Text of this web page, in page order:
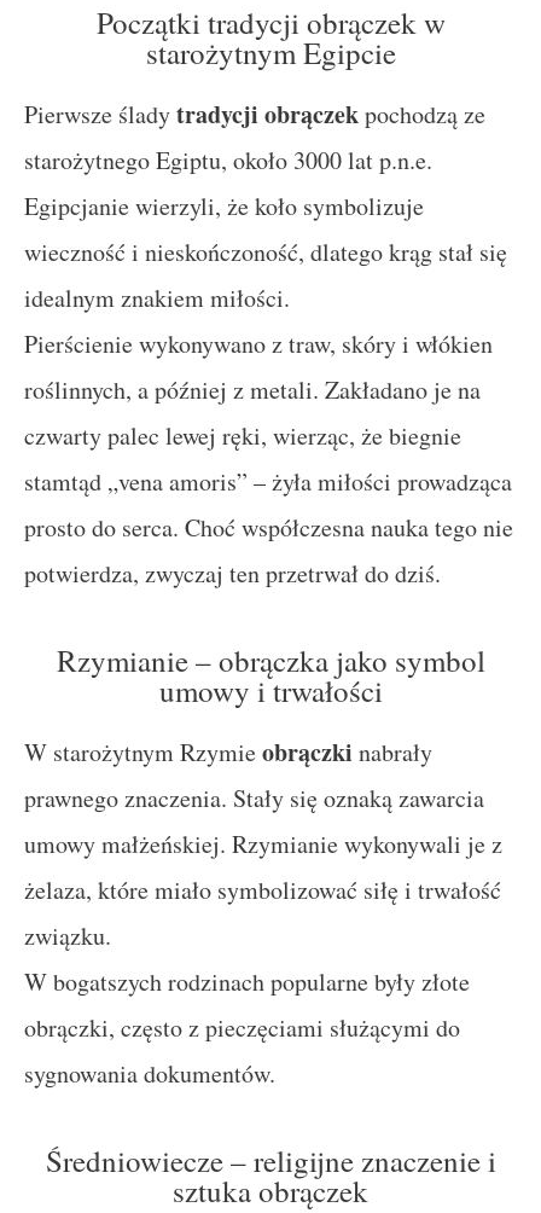
Początki tradycji obrączek w
starożytnym Egipcie
Pierwsze śladytradycji obrączekpochodzą ze
starożytnego Egiptu, około 3000 lat p.n.e.
Egipcjanie wierzyli, że koło symbolizuje
wieczność i nieskończoność, dlatego krąg stał się
idealnym znakiem miłości.
Pierścienie wykonywano z traw, skóry i włókien
roślinnych, a później z metali. Zakładano je na
czwarty palec lewej ręki, wierząc, że biegnie
stamtąd „vena amoris” – żyła miłości prowadząca
prosto do serca. Choć współczesna nauka tego nie
potwierdza, zwyczaj ten przetrwał do dziś.
Rzymianie – obrączka jako symbol
umowy i trwałości
W starożytnym Rzymieobrączki nabrały
prawnego znaczenia. Stały się oznaką zawarcia
umowy małżeńskiej. Rzymianie wykonywali je z
żelaza, które miało symbolizować siłę i trwałość
związku.
W bogatszych rodzinach popularne były złote
obrączki, często z pieczęciami służącymi do
sygnowania dokumentów.
Średniowiecze – religijne znaczenie i
sztuka obrączek